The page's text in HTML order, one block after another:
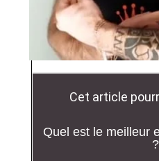
Cet article
Quel est le meilleur
?